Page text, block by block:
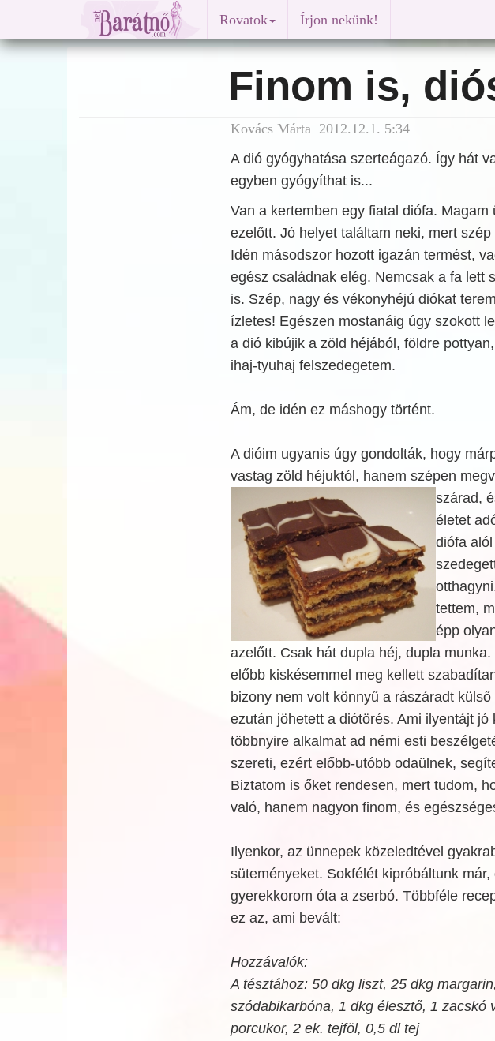
Rovatok Írjon nekünk!
Finom is,
Kovács Márta 2012.12.1. 5:34
A dió gyógyhatása szerteágazó. Így hát
egyben gyógyíthat is...
Van a kertemben egy fiatal diófa. Magam
ezelőtt. Jó helyet találtam neki, mert
Idén másodszor hozott igazán termést,
egész családnak elég. Nemcsak a fa lett
is. Szép, nagy és vékonyhéjú diókat
ízletes! Egészen mostanáig úgy szokott
a dió kibújik a zöld héjából, földre
ihaj-tyuhaj felszedegetem.
Ám, de idén ez máshogy történt.
A dióim ugyanis úgy gondolták, hogy
vastag zöld héjuktól, hanem szépen
szárad,
életet
diófa
tettem,
épp
azelőtt. Csak hát dupla héj, dupla
előbb kiskésemmel meg kellett
bizony nem volt könnyű a rászáradt
ezután jöhetett a diótörés. Ami ilyentájt jó
többnyire alkalmat ad némi esti
szereti, ezért előbb-utóbb odaülnek,
Biztatom is őket rendesen, mert tudom,
való, hanem nagyon finom, és
Ilyenkor, az ünnepek közeledtével
süteményeket. Sokfélét kipróbáltunk
gyerekkorom óta a zserbó. Többféle
ez az, ami bevált:
Hozzávalók:
A tésztához: 50 dkg liszt, 25 dkg
szódabikarbóna, 1 dkg élesztő, 1 zacskó
porcukor, 2 ek. tejföl, 0,5 dl tej